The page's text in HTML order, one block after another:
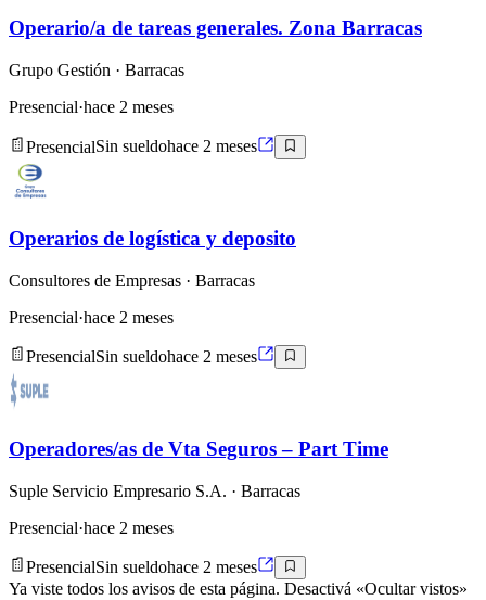
Operario/a de tareas generales. Zona Barracas
Grupo Gestión · Barracas
Presencial·hace 2 meses
PresencialSin sueldohace 2 meses
Operarios de logística y deposito
Consultores de Empresas · Barracas
Presencial·hace 2 meses
PresencialSin sueldohace 2 meses
Operadores/as de Vta Seguros – Part Time
Suple Servicio Empresario S.A. · Barracas
Presencial·hace 2 meses
PresencialSin sueldohace 2 meses
Ya viste todos los avisos de esta página. Desactivá «Ocultar vistos»